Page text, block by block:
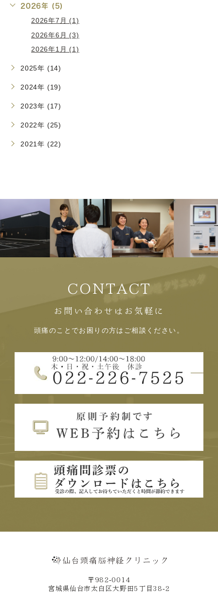
2026年 (5)
2026年7月 (1)
2026年6月 (3)
2026年1月 (1)
2025年 (14)
2024年 (19)
2023年 (17)
2022年 (25)
2021年 (22)
CONTACT
お問い合わせはお気軽に
頭痛のことでお困りの方はご相談ください。
〒982-0014
宮城県仙台市太白区大野田5丁目38-2